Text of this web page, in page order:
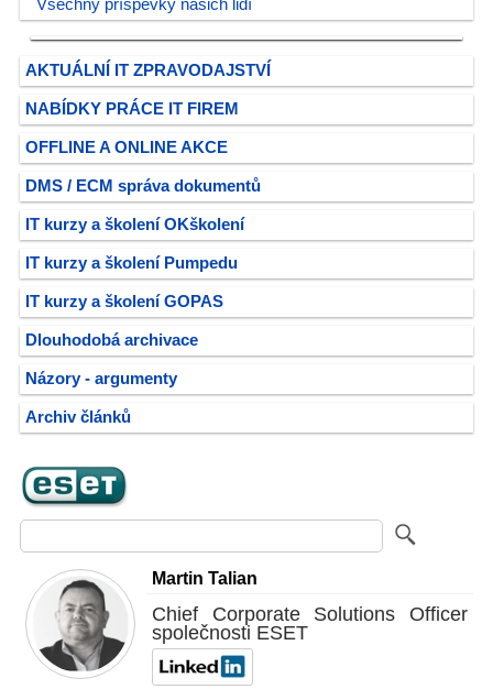
Všechny příspěvky našich lidí
AKTUÁLNÍ IT ZPRAVODAJSTVÍ
NABÍDKY PRÁCE IT FIREM
OFFLINE A ONLINE AKCE
DMS / ECM správa dokumentů
IT kurzy a školení OKškolení
IT kurzy a školení Pumpedu
IT kurzy a školení GOPAS
Dlouhodobá archivace
Názory - argumenty
Archiv článků
Martin Talian
Chief Corporate Solutions Officer
společnosti ESET